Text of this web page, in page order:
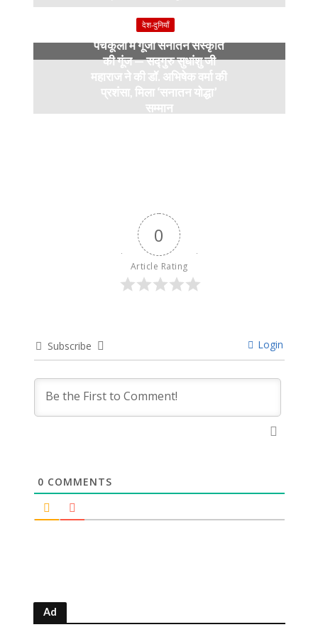
9 months ago
देश-दुनियाँ
पंचकूला में गूंजी सनातन संस्कृति
की गूंज — सद्गुरु सुधांशु जी
महाराज ने की डॉ. अभिषेक वर्मा की
प्रशंसा, मिला ‘सनातन योद्धा’
सम्मान
0
Article Rating
Subscribe Login
0 COMMENTS
Ad